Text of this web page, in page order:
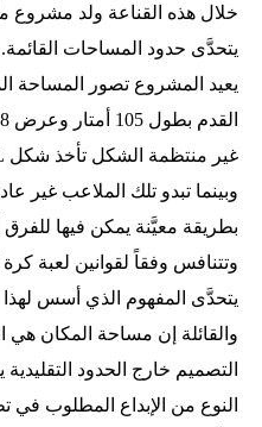
خلال هذه القناعة ولد مشروع
يتحدَّى حدود المساحات القائمة.
يعيد المشروع تصور المساحة
وبينما تبدو تلك الملاعب غير
بطريقة معيَّنة يمكن فيها للفرق
وتتنافس وفقاً لقوانين لعبة كرة
يتحدَّى المفهوم الذي أسس لهذا
والقائلة إن مساحة المكان هي
التصميم خارج الحدود
النوع من الإبداع المطلوب في